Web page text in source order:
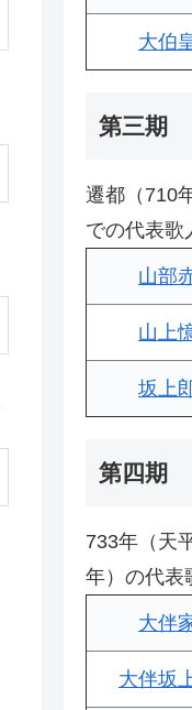
大伯
第三期
遷都（710
での代表歌
山部
山上
坂上
第四期
733年（天
年）の代表
大伴
大伴坂